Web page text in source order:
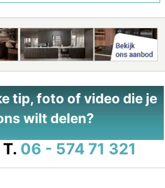
tip, foto of video die je
wilt delen?
T. 06 - 574 71 321